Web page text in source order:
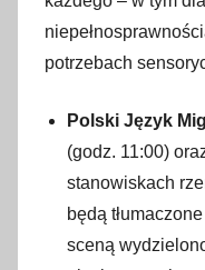
potrzebach
Polski Język
(godz. 11:00)
stanowiskach
będą
sceną